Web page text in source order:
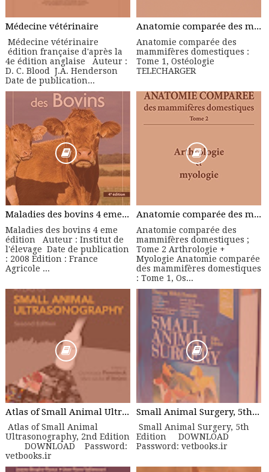
Médecine vétérinaire
Médecine vétérinaire
édition française d'après la
4e édition anglaise Auteur :
D. C. Blood J.A. Henderson
Date de publication...
Anatomie comparée des mammifères domestiques : Tome 1, Ostéologie
Anatomie comparée des
mammifères domestiques :
Tome 1, Ostéologie
TELECHARGER
Maladies des bovins 4 eme édition - Manuel Pratique
Maladies des bovins 4 eme
édition Auteur : Institut de
l'élevage Date de publication
: 2008 Edition : France
Agricole ...
Anatomie comparée des mammifères domestiques ; Tome 2 Arthrologie + Myologie
Anatomie comparée des
mammifères domestiques ;
Tome 2 Arthrologie +
Myologie Anatomie comparée
des mammifères domestiques
: Tome 1, Os...
Atlas of Small Animal Ultrasonography, 2nd Edition
Atlas of Small Animal
Ultrasonography, 2nd Edition
DOWNLOAD Password:
vetbooks.ir
Small Animal Surgery, 5th Edition
Small Animal Surgery, 5th
Edition DOWNLOAD
Password: vetbooks.ir